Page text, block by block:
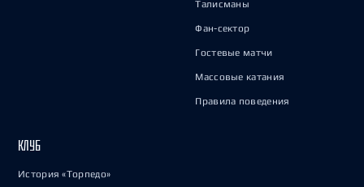
Талисманы
Фан-сектор
Гостевые матчи
Массовые катания
Правила поведения
КЛУБ
История «Торпедо»